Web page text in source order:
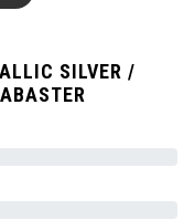
SILVER /